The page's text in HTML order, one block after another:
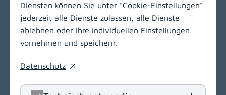
LinkedIn
(opens in
Klinikum Klagenfurt am Wörthersee
9020 Klagenfurt am Wörthersee
T+43 463 538-0
Diensten können Sie unter "Cookie-Einstellungen"
jederzeit alle Dienste zulassen, alle Dienste
ablehnen oder Ihre individuellen Einstellungen
vornehmen und speichern.
Datenschutz
(opens in a new window)